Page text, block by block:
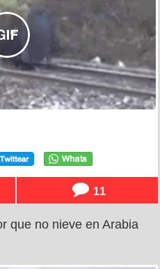
11
que no nieve en Arabia